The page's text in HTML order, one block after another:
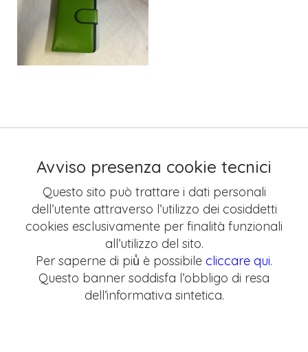
Avviso presenza cookie tecnici
Questo sito può trattare i dati personali
dell’utente attraverso l’utilizzo dei cosiddetti
cookies esclusivamente per finalità funzionali
all’utilizzo del sito.
Per saperne di più̀ è possibile cliccare qui.
Questo banner soddisfa l’obbligo di resa
dell’informativa sintetica.